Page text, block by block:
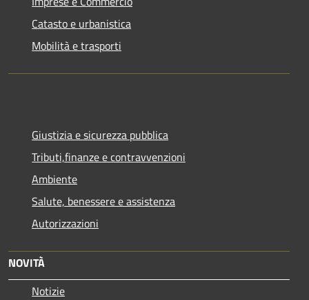
Catasto e urbanistica
Mobilità e trasporti
Giustizia e sicurezza pubblica
Tributi,finanze e contravvenzioni
Ambiente
Salute, benessere e assistenza
Autorizzazioni
NOVITÀ
Notizie